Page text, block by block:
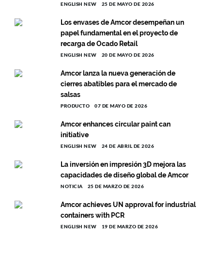
ENGLISH NEW 25 DE MAYO DE 2026
Los envases de Amcor desempeñan un
papel fundamental en el proyecto de
recarga de Ocado Retail
ENGLISH NEW 20 DE MAYO DE 2026
Amcor lanza la nueva generación de
cierres abatibles para el mercado de
salsas
PRODUCTO 07 DE MAYO DE 2026
Amcor enhances circular paint can
initiative
ENGLISH NEW 24 DE ABRIL DE 2026
La inversión en impresión 3D mejora las
capacidades de diseño global de Amcor
NOTICIA 25 DE MARZO DE 2026
Amcor achieves UN approval for industrial
containers with PCR
ENGLISH NEW 19 DE MARZO DE 2026